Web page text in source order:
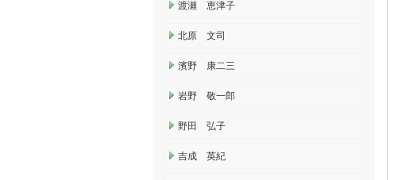
渡瀬 恵津子
北原 文司
濱野 康二三
岩野 敬一郎
野田 弘子
吉成 英紀